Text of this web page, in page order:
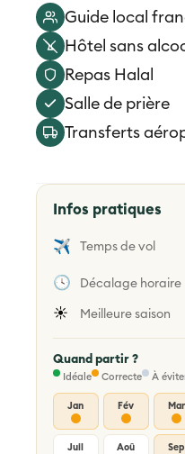
Guide local
Hôtel sans
Repas Halal
Salle de prière
Transferts
Infos pratiques
✈️ Temps de vol
🕓 Décalage horaire
☀️ Meilleure saison
Quand partir ?
Idéale Correcte À
Jan Fév Mar
Juil Aoû Sep